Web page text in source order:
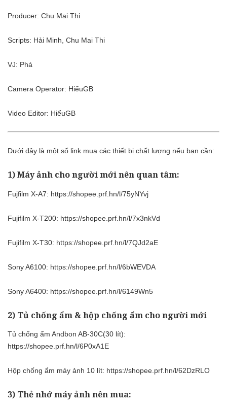
Producer: Chu Mai Thi
Scripts: Hải Minh, Chu Mai Thi
VJ: Phá
Camera Operator: HiếuGB
Video Editor: HiếuGB
Dưới đây là một số link mua các thiết bị chất lượng nếu bạn cần:
1) Máy ảnh cho người mới nên quan tâm:
Fujfilm X-A7: https://shopee.prf.hn/l/75yNYvj
Fujifilm X-T200: https://shopee.prf.hn/l/7x3nkVd
Fujifilm X-T30: https://shopee.prf.hn/l/7QJd2aE
Sony A6100: https://shopee.prf.hn/l/6bWEVDA
Sony A6400: https://shopee.prf.hn/l/6149Wn5
2) Tủ chống ẩm & hộp chống ẩm cho người mới
Tủ chống ẩm Andbon AB-30C(30 lít):
https://shopee.prf.hn/l/6P0xA1E
Hộp chống ẩm máy ảnh 10 lít: https://shopee.prf.hn/l/62DzRLO
3) Thẻ nhớ máy ảnh nên mua: